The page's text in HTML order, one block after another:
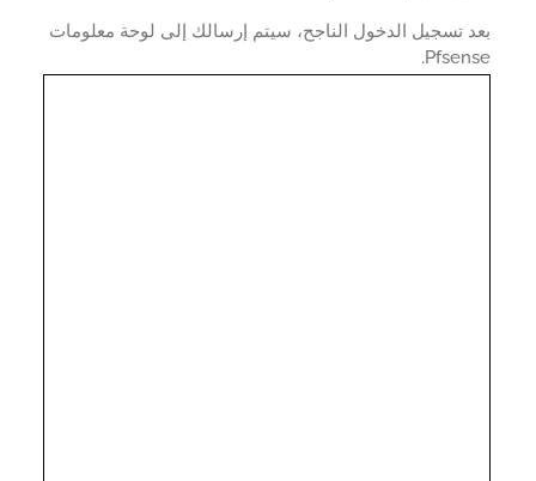
تسجيل الدخول الناجح، سيتم إرسالك إلى لوحة معلومات